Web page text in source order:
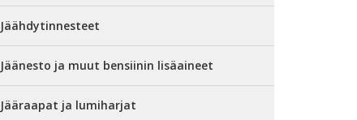
Jäähdytinnesteet
Jäänesto ja muut bensiinin lisäaineet
Jääraapat ja lumiharjat